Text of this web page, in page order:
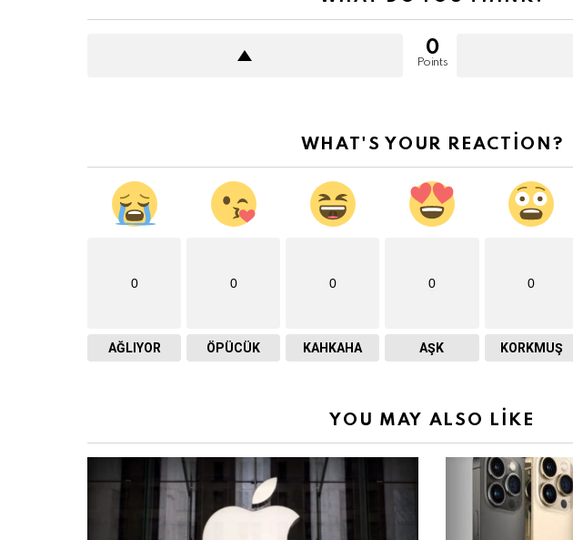
0
Points
WHAT'S YOUR REACTION?
0
AĞLIYOR
0
ÖPÜCÜK
0
KAHKAHA
0
AŞK
0
KORKMUŞ
YOU MAY ALSO LIKE